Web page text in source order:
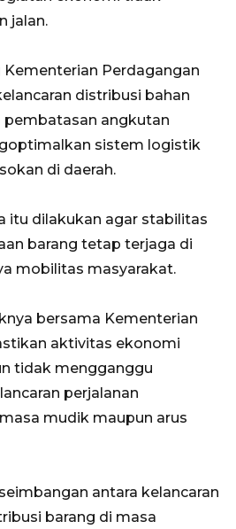
jalan.
Perdagangan
distribusi bahan
angkutan
sistem logistik
di daerah.
itu dilakukan agar stabilitas
barang tetap terjaga di
mobilitas masyarakat.
bersama Kementerian
aktivitas ekonomi
tidak mengganggu
perjalanan
mudik maupun arus
antara kelancaran
barang di masa